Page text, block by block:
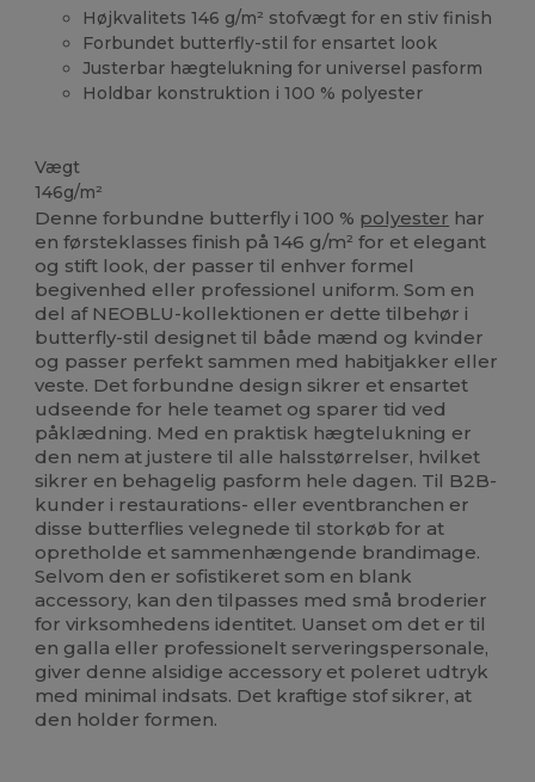
Højkvalitets 146 g/m² stofvægt for en stiv finish
Forbundet butterfly-stil for ensartet look
Justerbar hægtelukning for universel pasform
Holdbar konstruktion i 100 % polyester
Vægt
146g/m²
Denne forbundne butterfly i 100 % polyester har
en førsteklasses finish på 146 g/m² for et elegant
og stift look, der passer til enhver formel
begivenhed eller professionel uniform. Som en
del af NEOBLU-kollektionen er dette tilbehør i
butterfly-stil designet til både mænd og kvinder
og passer perfekt sammen med habitjakker eller
veste. Det forbundne design sikrer et ensartet
udseende for hele teamet og sparer tid ved
påklædning. Med en praktisk hægtelukning er
den nem at justere til alle halsstørrelser, hvilket
sikrer en behagelig pasform hele dagen. Til B2B-
kunder i restaurations- eller eventbranchen er
disse butterflies velegnede til storkøb for at
opretholde et sammenhængende brandimage.
Selvom den er sofistikeret som en blank
accessory, kan den tilpasses med små broderier
for virksomhedens identitet. Uanset om det er til
en galla eller professionelt serveringspersonale,
giver denne alsidige accessory et poleret udtryk
med minimal indsats. Det kraftige stof sikrer, at
den holder formen.